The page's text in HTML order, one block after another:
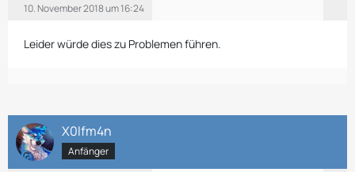
10. November 2018 um 16:24
Leider würde dies zu Problemen führen.
X0lfm4n
Anfänger